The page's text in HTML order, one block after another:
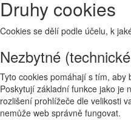
Druhy cookies
Cookies se dělí podle účelu, k
Nezbytné
Tyto cookies pomáhají s tím, aby
Poskytují základní funkce jako je
rozlišení prohlížeče dle velikosti
nemůže web správně fungovat.